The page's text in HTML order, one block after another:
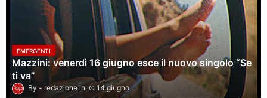
EMERGENTI
Mazzini: venerdì 16 giugno esce il nuovo singolo “Se
ti va”
redazione 14 giugno